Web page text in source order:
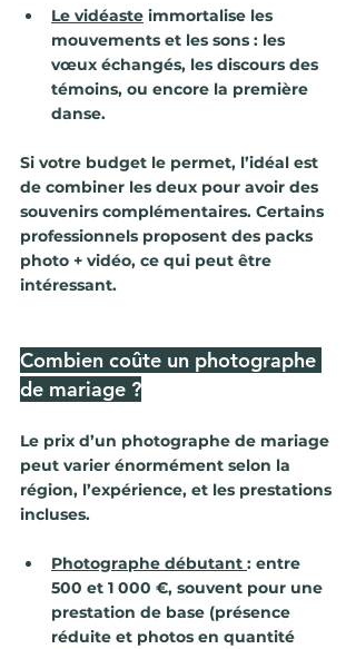
Le vidéaste immortalise les
mouvements et les sons : les
vœux échangés, les discours des
témoins, ou encore la première
danse.
Si votre budget le permet, l’idéal est
de combiner les deux pour avoir des
souvenirs complémentaires. Certains
professionnels proposent des packs
photo + vidéo, ce qui peut être
intéressant.
Combien coûte un photographe
de mariage ?
Le prix d’un photographe de mariage
peut varier énormément selon la
région, l’expérience, et les prestations
incluses.
Photographe débutant : entre
500 et 1 000 €, souvent pour une
prestation de base (présence
réduite et photos en quantité